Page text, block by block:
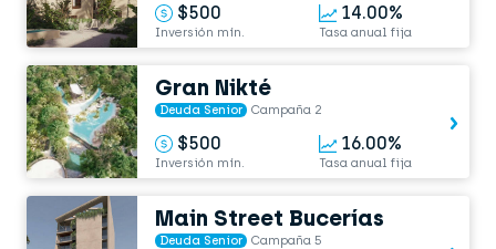
$500
Inversión mín.
14.00%
Tasa anual fija
Gran Nikté
Deuda Senior Campaña 2
$500
Inversión mín.
16.00%
Tasa anual fija
Main Street Bucerías
Deuda Senior Campaña 5